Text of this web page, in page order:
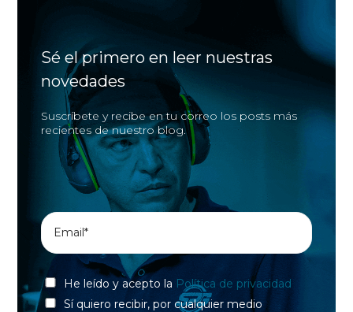
Sé el primero en leer nuestras
novedades
Suscríbete y recibe en tu correo los posts más
recientes de nuestro blog.
He leído y acepto la Política de privacidad
Sí quiero recibir, por cualquier medio